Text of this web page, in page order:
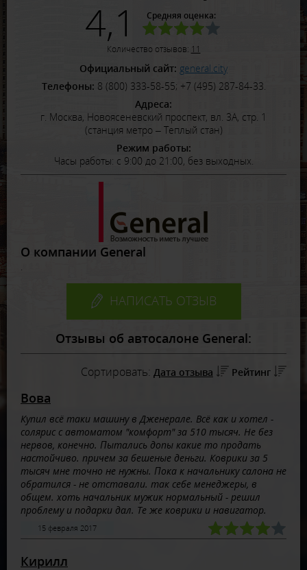
Средняя оценка:
4,1
Количество отзывов: 11
Официальный сайт: general.city
Телефоны: 8 (800) 333-58-55; +7 (495) 287-84-33.
Адреса:
г. Москва, Новоясеневский проспект, вл. 3А, стр. 1
(станция метро – Теплый стан)
Режим работы:
Часы работы: с 9:00 до 21:00, без выходных.
О компании General
.
НАПИСАТЬ ОТЗЫВ
Отзывы об автосалоне General:
Сортировать: Дата отзыва Рейтинг
Вова
Купил всё таки машину в Дженерале. Всё как и хотел -
солярис с автоматом "комфорт" за 510 тысяч. Не без
нервов, конечно. Пытались допы какие то продать
настойчиво. причем за бешеные деньги. Коврики за 5
тысяч мне точно не нужны. Пока к начальнику салона не
обратился - не отставали. так себе менеджеры, в
общем. хоть начальник мужик нормальный - решил
проблему и подарки дал. Те же коврики и навигатор.
15 февраля 2017
Кирилл